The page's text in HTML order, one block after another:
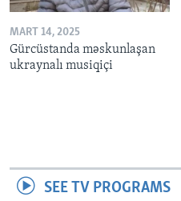
MART 14, 2025
Gürcüstanda məskunlaşan
ukraynalı musiqiçi
SEE TV PROGRAMS